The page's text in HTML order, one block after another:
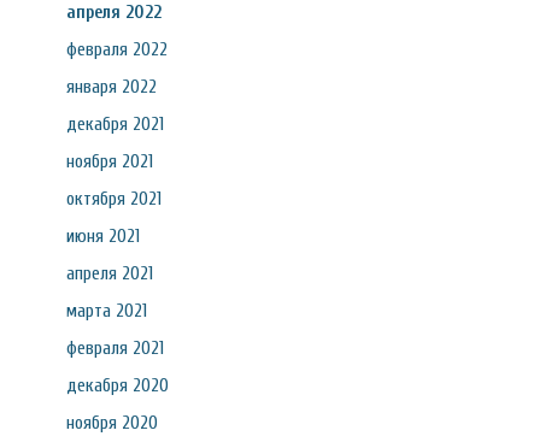
апреля 2022
февраля 2022
января 2022
декабря 2021
ноября 2021
октября 2021
июня 2021
апреля 2021
марта 2021
февраля 2021
декабря 2020
ноября 2020